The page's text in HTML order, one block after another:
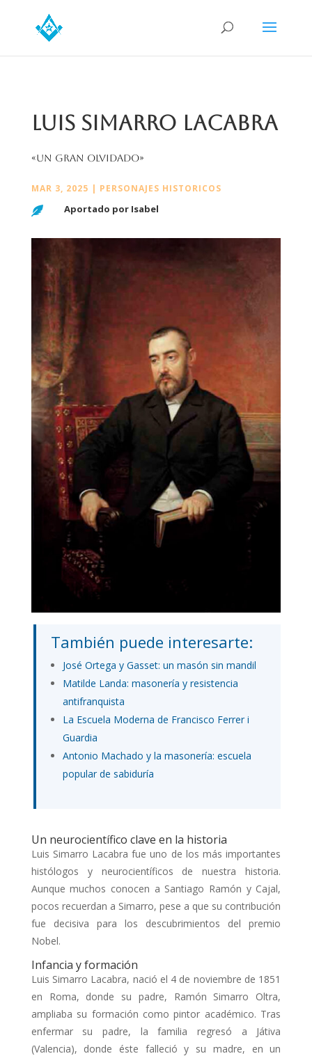
LUIS SIMARRO LACABRA
«Un gran olvidado»
MAR 3, 2025 | PERSONAJES HISTORICOS

Aportado por Isabel
También puede interesarte:
José Ortega y Gasset: un masón sin mandil
Matilde Landa: masonería y resistencia
antifranquista
La Escuela Moderna de Francisco Ferrer i
Guardia
Antonio Machado y la masonería: escuela
popular de sabiduría
Un neurocientífico clave en la historia
Luis Simarro Lacabra fue uno de los más importantes
histólogos y neurocientíficos de nuestra historia.
Aunque muchos conocen a Santiago Ramón y Cajal,
pocos recuerdan a Simarro, pese a que su contribución
fue decisiva para los descubrimientos del premio
Nobel.
Infancia y formación
Luis Simarro Lacabra, nació el 4 de noviembre de 1851
en Roma, donde su padre, Ramón Simarro Oltra,
ampliaba su formación como pintor académico. Tras
enfermar su padre, la familia regresó a Játiva
(Valencia), donde éste falleció y su madre, en un